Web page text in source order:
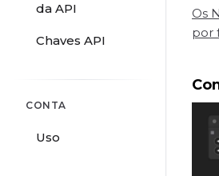
da API
Chaves API
CONTA
Uso
Os
por